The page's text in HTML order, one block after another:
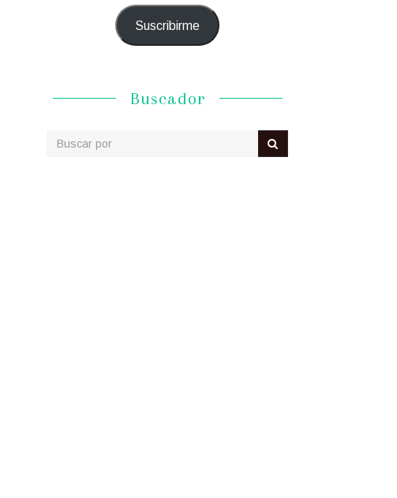
Suscribirme
Buscador